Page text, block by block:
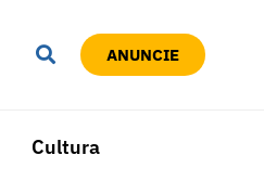
ANUNCIE
Cultura